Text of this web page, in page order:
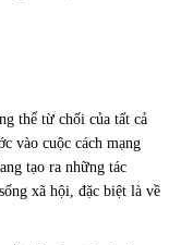
thể từ chối của tất cả
vào cuộc cách mạng
tạo ra những tác
xã hội, đặc biệt là về